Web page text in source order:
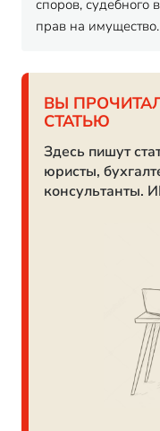
споров, судебного
прав на имущество.
ВЫ
СТАТЬЮ
Здесь пишут
юристы,
консультанты.